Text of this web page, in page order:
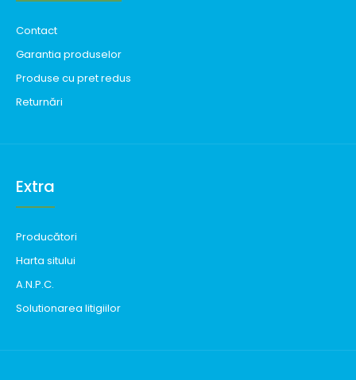
Contact
Garantia produselor
Produse cu pret redus
Returnări
Extra
Producători
Harta sitului
A.N.P.C.
Solutionarea litigiilor